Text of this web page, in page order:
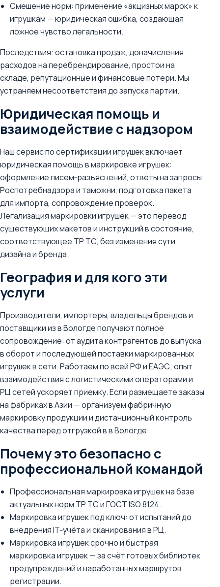
Смешение норм: применение «акцизных марок» к
игрушкам — юридическая ошибка, создающая
ложное чувство легальности.
Последствия: остановка продаж, доначисления
расходов на перебрендирование, простои на
складе, репутационные и финансовые потери. Мы
устраняем несоответствия до запуска партии.
Юридическая помощь и
взаимодействие с надзором
Наш сервис по сертификации игрушек включает
юридическая помощь в маркировке игрушек:
оформление писем‑разъяснений, ответы на запросы
Роспотребнадзора и таможни, подготовка пакета
для импорта, сопровождение проверок.
Легализация маркировки игрушек — это перевод
существующих макетов и инструкций в состояние,
соответствующее ТР ТС, без изменения сути
дизайна и бренда.
География и для кого эти
услуги
Производители, импортеры, владельцы брендов и
поставщики из в Вологде получают полное
сопровождение: от аудита контрагентов до выпуска
в оборот и последующей поставки маркированных
игрушек в сети. Работаем по всей РФ и ЕАЭС; опыт
взаимодействия с логистическими операторами и
РЦ сетей ускоряет приемку. Если размещаете заказы
на фабриках в Азии — организуем фабричную
маркировку продукции и дистанционный контроль
качества перед отгрузкой в в Вологде.
Почему это безопасно с
профессиональной командой
Профессиональная маркировка игрушек на базе
актуальных норм ТР ТС и ГОСТ ISO 8124.
Маркировка игрушек под ключ: от испытаний до
внедрения IT‑учёта и сканирования в РЦ.
Маркировка игрушек срочно и быстрая
маркировка игрушек — за счёт готовых библиотек
предупреждений и наработанных маршрутов
регистрации.